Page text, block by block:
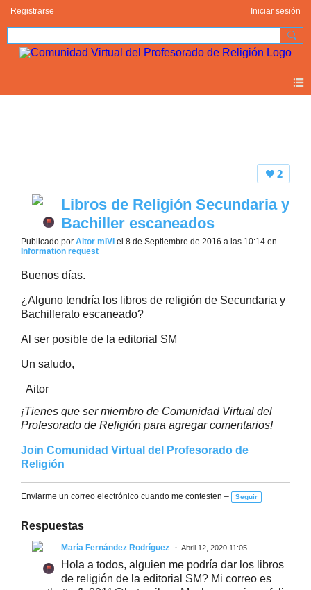
Registrarse Iniciar sesión
2
Libros de Religión Secundaria y
Bachiller escaneados
Publicado por Aitor mIVI el 8 de Septiembre de 2016 a las 10:14 en
Information request
Buenos días.
¿Alguno tendría los libros de religión de Secundaria y
Bachillerato escaneado?
Al ser posible de la editorial SM
Un saludo,
Aitor
¡Tienes que ser miembro de Comunidad Virtual del
Profesorado de Religión para agregar comentarios!
Join Comunidad Virtual del Profesorado de
Religión
Enviarme un correo electrónico cuando me contesten – Seguir
Respuestas
María Fernández Rodríguez Abril 12, 2020 11:05
Hola a todos, alguien me podría dar los libros
de religión de la editorial SM? Mi correo es